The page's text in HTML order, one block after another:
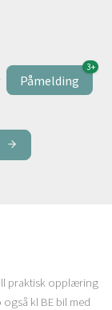
Påmelding
3+
praktisk opplæring
kl BE bil med